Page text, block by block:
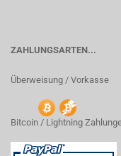
ZAHLUNGSARTEN...
Überweisung / Vorkasse
Bitcoin / Lightning